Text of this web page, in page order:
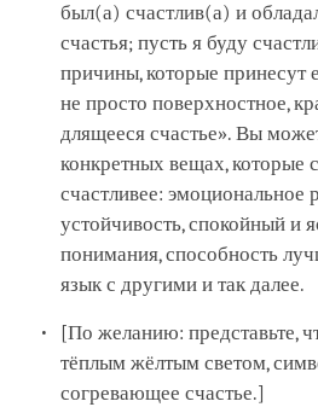
был(а) счастлив(а) и
счастья; пусть я буду
причины, которые принесут
не просто поверхностное,
длящееся счастье». Вы
конкретных вещах, которые
счастливее: эмоциональное
устойчивость, спокойный и
понимания, способность
язык с другими и так далее.
[По желанию: представьте,
тёплым жёлтым светом,
согревающее счастье.]